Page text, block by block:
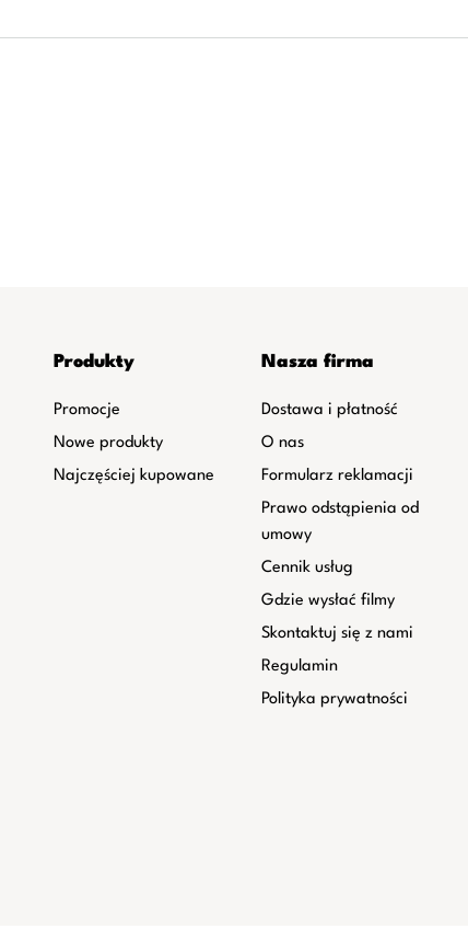
Produkty
Promocje
Nowe produkty
Najczęściej kupowane
Nasza firma
Dostawa i płatność
O nas
Formularz reklamacji
Prawo odstąpienia od
umowy
Cennik usług
Gdzie wysłać filmy
Skontaktuj się z nami
Regulamin
Polityka prywatności